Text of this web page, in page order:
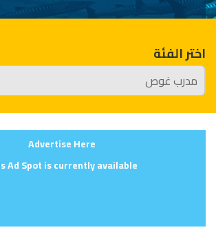
اختر الفئة
Advertise Here
Ad Spot is currently available